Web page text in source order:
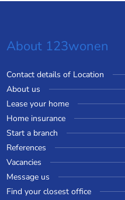
About 123wonen
Contact details of Location
About us
Lease your home
Home insurance
Start a branch
References
Vacancies
Message us
Find your closest office